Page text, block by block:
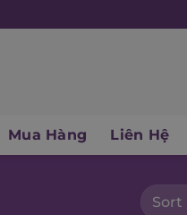
Mua Hàng Liên Hệ